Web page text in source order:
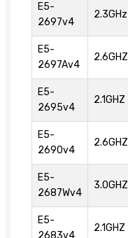
E5-
2697v4
2.3GHz
E5-
2697Av4
2.6GHZ
E5-
2695v4
2.1GHZ
E5-
2690v4
2.6GHZ
E5-
2687Wv4
3.0GHZ
E5-
2.1GHZ